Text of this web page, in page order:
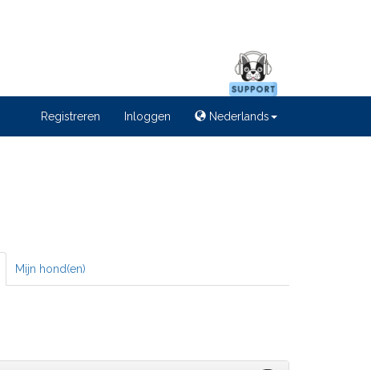
Registreren Inloggen Nederlands
Mijn hond(en)